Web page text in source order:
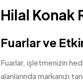
Hilal Konak
Fuarlar ve
Fuarlar, işletmenizin
alanlarında markanızı